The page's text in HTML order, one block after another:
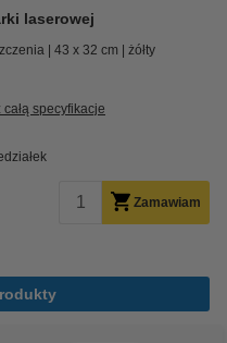
laserowej
43 x 32 cm
żółty
specyfikacje
Zamawiam